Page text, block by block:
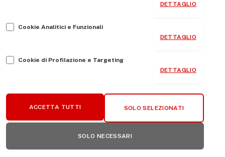
DETTAGLIO
Cookie Analitici e Funzionali
DETTAGLIO
Cookie di Profilazione e Targeting
DETTAGLIO
ACCETTA TUTTI SOLO SELEZIONATI
SOLO NECESSARI